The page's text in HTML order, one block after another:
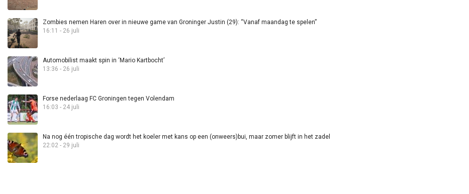
Zombies nemen Haren over in nieuwe game van Groninger Justin (29): “Vanaf maandag te spelen”
16:11 - 26 juli
Automobilist maakt spin in ‘Mario Kartbocht’
13:36 - 26 juli
Forse nederlaag FC Groningen tegen Volendam
16:03 - 24 juli
Na nog één tropische dag wordt het koeler met kans op een (onweers)bui, maar zomer blijft in het zadel
22:02 - 29 juli